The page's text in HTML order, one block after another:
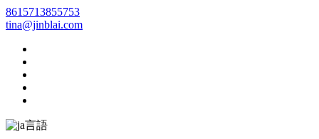
8615713855753
tina@jinblai.com
言語